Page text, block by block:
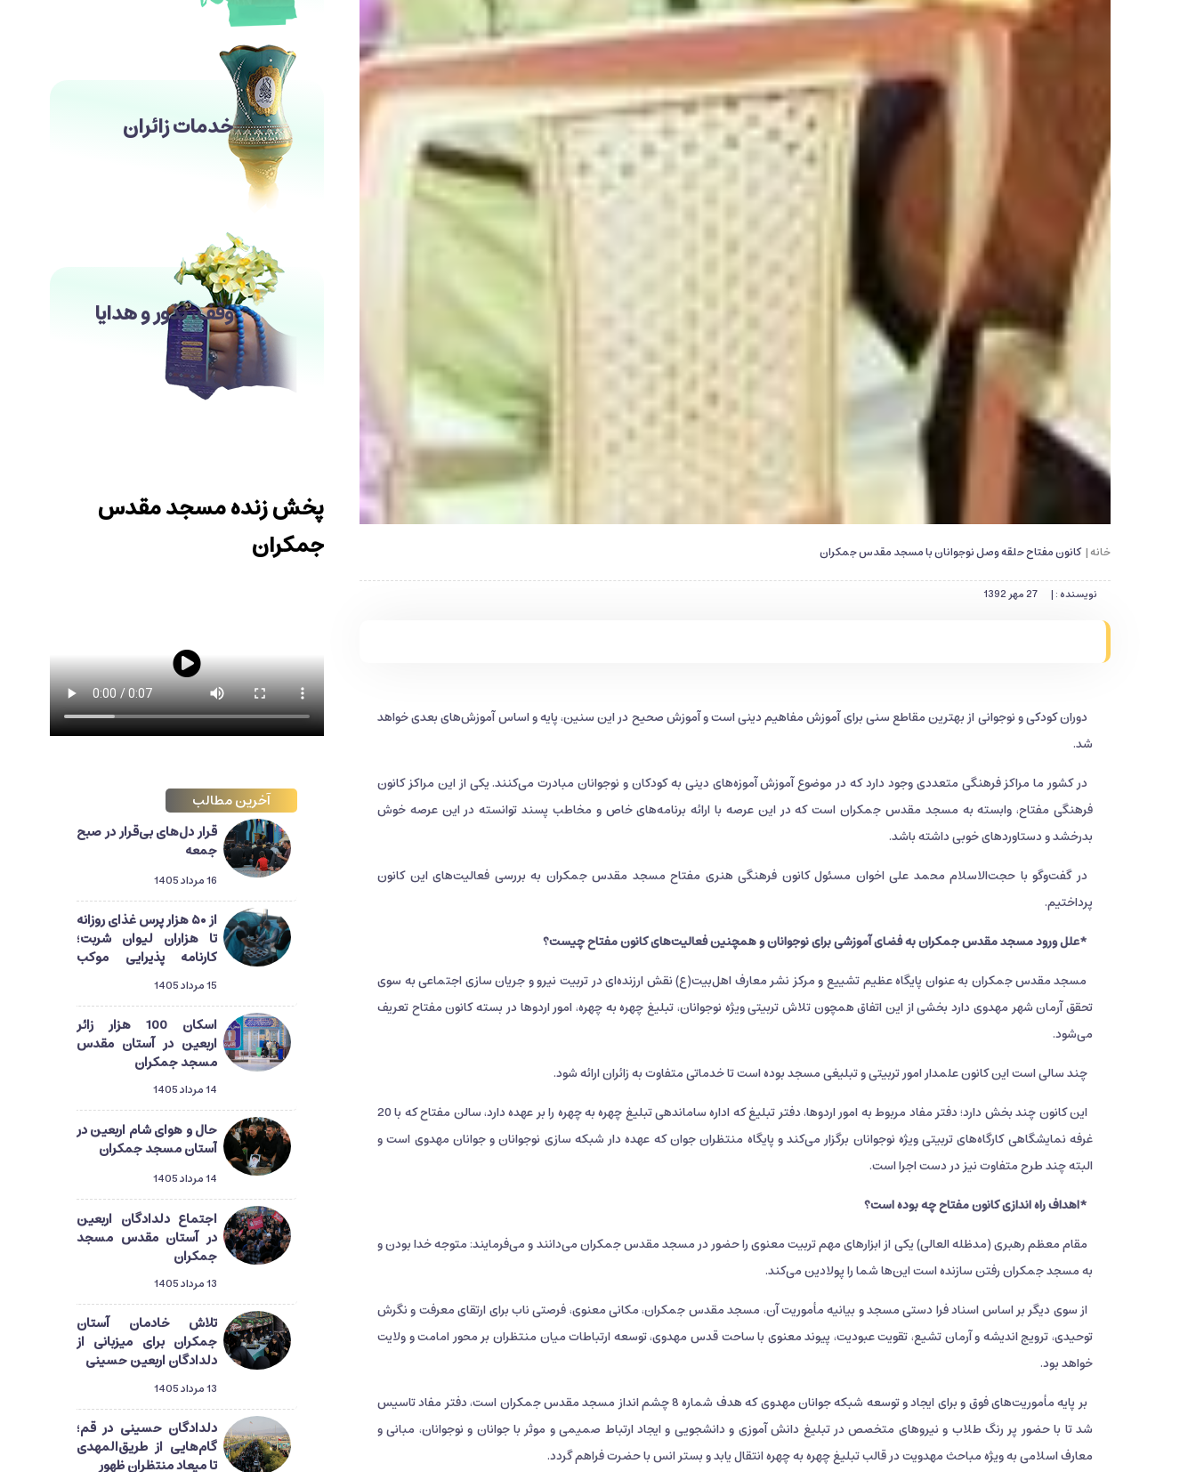
خانه | کانون مفتاح حلقه وصل نوجوانان با مسجد مقدس جمکران
نویسنده : | 27 مهر 1392
دوران کودکی و نوجوانی از بهترین مقاطع سنی برای آموزش مفاهیم دینی است و آموزش صحیح در این سنین، پایه و اساس آموزش‌های بعدی خواهد
شد.
در کشور ما مراکز فرهنگی متعددی وجود دارد که در موضوع آموزش آموزه‌های دینی به کودکان و نوجوانان مبادرت می‌کنند. یکی از این مراکز کانون
فرهنگی مفتاح،‌ وابسته به مسجد مقدس جمکران است که در این عرصه با ارائه برنامه‌های خاص و مخاطب پسند توانسته در این عرصه خوش
بدرخشد و دستاوردهای خوبی داشته باشد.
در گفت‌وگو با حجت‌الاسلام محمد علی اخوان مسئول کانون فرهنگی هنری مفتاح مسجد مقدس جمکران به بررسی فعالیت‌های این کانون
پرداختیم.
*علل ورود مسجد مقدس جمکران به فضای آموزشی برای نوجوانان و همچنین فعالیت‌های کانون مفتاح چیست؟‌
مسجد مقدس جمکران به عنوان پایگاه عظیم تشییع و مرکز نشر معارف اهل‌بیت(ع) نقش ارزنده‌ای در تربیت نیرو و جریان سازی اجتماعی به سوی
تحقق آرمان شهر مهدوی دارد بخشی از این اتفاق همچون تلاش تربیتی ویژه نوجوانان، تبلیغ چهره به چهره، امور اردوها در بسته‌ کانون مفتاح تعریف
می‌شود.
چند سالی است این کانون علمدار امور تربیتی و تبلیغی مسجد بوده است تا خدماتی متفاوت به زائران ارائه شود.
این کانون چند بخش دارد؛ دفتر مفاد مربوط به امور اردوها، دفتر تبلیغ که اداره ساماندهی تبلیغ چهره به چهره را بر عهده دارد، سالن مفتاح که با 20
غرفه نمایشگاهی کارگاه‌های تربیتی ویژه نوجوانان برگزار می‌کند و پایگاه منتظران جوان که عهده دار شبکه سازی نوجوانان و جوانان مهدوی است و
البته چند طرح متفاوت نیز در دست اجرا است.
*اهداف راه اندازی کانون مفتاح چه بوده است؟
مقام معظم رهبری (مدظله العالی) یکی از ابزارهای مهم تربیت معنوی را حضور در مسجد مقدس جمکران می‌دانند و می‌فرمایند: متوجه خدا بودن و
به مسجد جمکران رفتن سازنده است این‌ها شما را پولادین می‌کند.
از سوی دیگر بر اساس اسناد فرا دستی مسجد و بیانیه مأموریت آن، مسجد مقدس جمکران، مکانی معنوی، فرصتی ناب برای ارتقای معرفت و نگرش
توحیدی، ترویج اندیشه و آرمان تشیع، تقویت عبودیت، پیوند معنوی با ساحت قدس مهدوی، توسعه ارتباطات میان منتظران بر محور امامت و ولایت
خواهد بود.
بر پایه مأموریت‌های فوق و برای ایجاد و توسعه شبکه جوانان مهدوی که هدف شماره 8 چشم انداز مسجد مقدس جمکران است، دفتر مفاد تاسیس
شد تا با حضور پر رنگ طلاب و نیروهای متخصص در تبلیغ دانش آموزی و دانشجویی و ایجاد ارتباط صمیمی و موثر با جوانان و نوجوانان، مبانی و
معارف اسلامی به ویژه مباحث مهدویت در قالب تبلیغ چهره به چهره انتقال یابد و بستر انس با حضرت فراهم گردد.
خدمات زائران
وقف، نذور و هدایا
پخش زنده مسجد مقدس
جمکران
آخرین مطالب
قرار دل‌های بی‌قرار در صبح
جمعه
16 مرداد 1405
از ۵۰ هزار پرس غذای روزانه
تا هزاران لیوان شربت؛
کارنامه پذیرایی موکب
آستان مسجد جمکران از
زائران اربعین
15 مرداد 1405
اسکان 100 هزار زائر
اربعین در آستان مقدس
مسجد جمکران
14 مرداد 1405
حال و هوای شام اربعین در
آستان مسجد جمکران
14 مرداد 1405
اجتماع دلدادگان اربعین
در آستان مقدس مسجد
جمکران
13 مرداد 1405
تلاش خادمان آستان
جمکران برای میزبانی از
دلدادگان اربعین حسینی
13 مرداد 1405
دلدادگان حسینی در قم؛
گام‌هایی از طریق‌المهدی
تا میعاد منتظران ظهور